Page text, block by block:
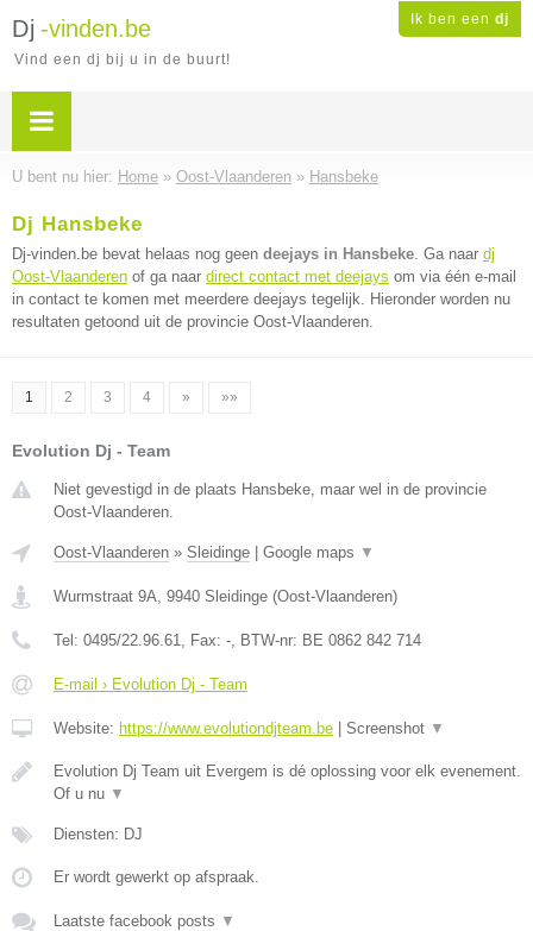
Ik ben een dj
Dj -vinden.be
Vind een dj bij u in de buurt!
U bent nu hier: Home » Oost-Vlaanderen » Hansbeke
Dj Hansbeke
Dj-vinden.be bevat helaas nog geen deejays in Hansbeke. Ga naar dj
Oost-Vlaanderen of ga naar direct contact met deejays om via één e-mail
in contact te komen met meerdere deejays tegelijk. Hieronder worden nu
resultaten getoond uit de provincie Oost-Vlaanderen.
1 2 3 4 » »»
Evolution Dj - Team
Niet gevestigd in de plaats Hansbeke, maar wel in de provincie
Oost-Vlaanderen.
Oost-Vlaanderen » Sleidinge Google maps ▼
Wurmstraat 9A, 9940 Sleidinge (Oost-Vlaanderen)
Tel: 0495/22.96.61, Fax: -, BTW-nr: BE 0862 842 714
E-mail › Evolution Dj - Team
Website: https://www.evolutiondjteam.be Screenshot ▼
Evolution Dj Team uit Evergem is dé oplossing voor elk evenement.
Of u nu ▼
Diensten: DJ
Er wordt gewerkt op afspraak.
Laatste facebook posts ▼